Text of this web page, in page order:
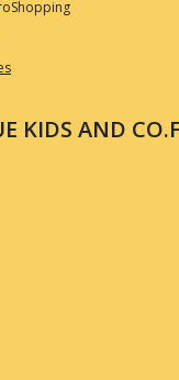
KIDS AND